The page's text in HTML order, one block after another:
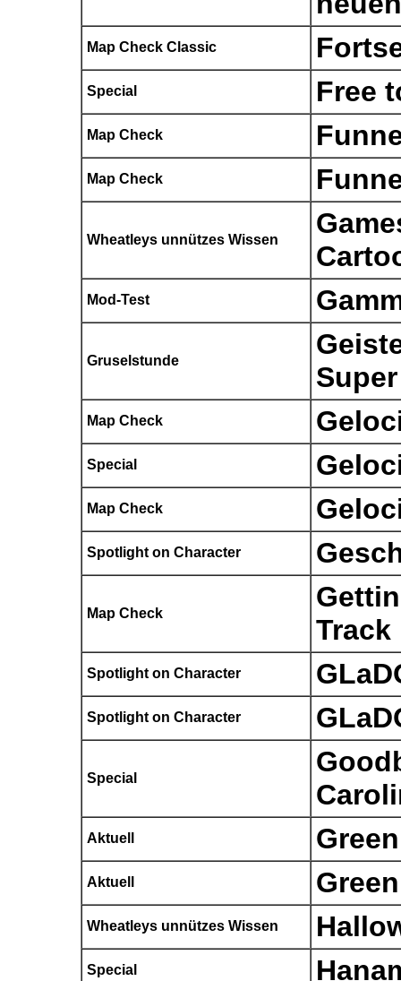
Map Check Classic
Special Free
Map Check
Map Check
Wheatleys unnützes Wissen
Mod-Test
Gruselstunde
Map Check
Special
Map Check
Spotlight on Character
Map Check
Track
Spotlight on Character
Spotlight on Character
Special
Aktuell
Aktuell
Wheatleys unnützes Wissen
Special